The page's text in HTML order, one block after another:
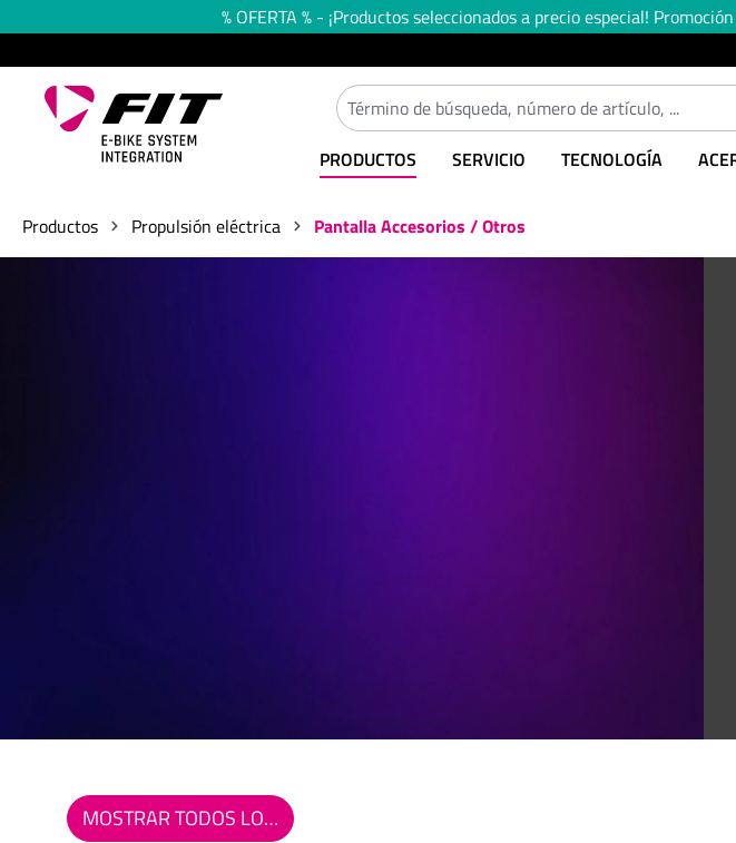
Saltar a la navegación principal% OFERTA % - ¡Productos seleccionados a precio especial!
PRODUCTOS SERVICIO TECNOLOGÍA
Productos Propulsión eléctrica Pantalla Accesorios / Otros
MOSTRAR TODOS LOS FILTROS